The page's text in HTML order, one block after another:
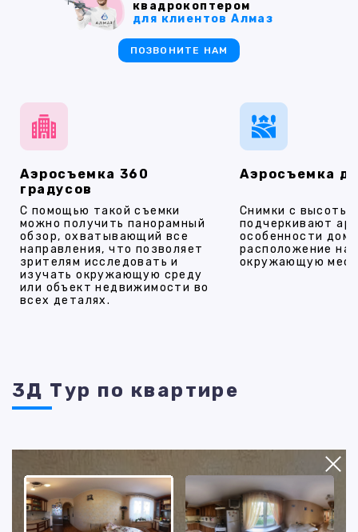
Аэросъемка 360
градусов
С помощью такой съемки
можно получить панорамный
обзор, охватывающий все
направления, что позволяет
зрителям исследовать и
изучать окружающую среду
или объект недвижимости во
всех деталях.
Аэросъемка
Снимки с высоты
подчеркивают
особенности
расположение на
окружающую
квадрокоптером
для клиентов Алмаз
ПОЗВОНИТЕ НАМ
3Д Тур по квартире